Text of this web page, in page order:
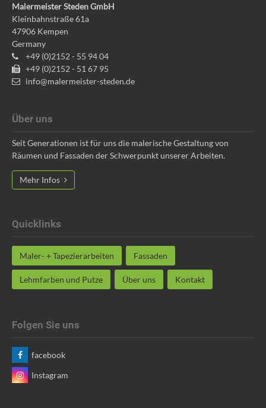
Malermeister Steden GmbH
Kleinbahnstraße 61a
47906 Kempen
Germany
+49 (0)2152 - 55 94 04
+49 (0)2152 - 51 67 95
info@malermeister-steden.de
Über uns
Seit Generationen ist für uns die malerische Gestaltung von
Räumen und Fassaden der Schwerpunkt unserer Arbeiten.
Mehr Infos
Quicklinks
Maler- + Tapezierarbeiten Fassaden
Lehmfarben und Putze Über uns Kontakt
Folgen Sie uns
facebook
Instagram